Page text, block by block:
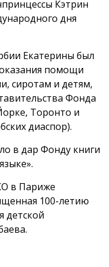
Кэтрин
дня
Екатерины был
оказания помощи
сиротам и детям,
Фонда
Торонто и
диаспор).
в дар Фонду книги
в Париже
100-летию
детской